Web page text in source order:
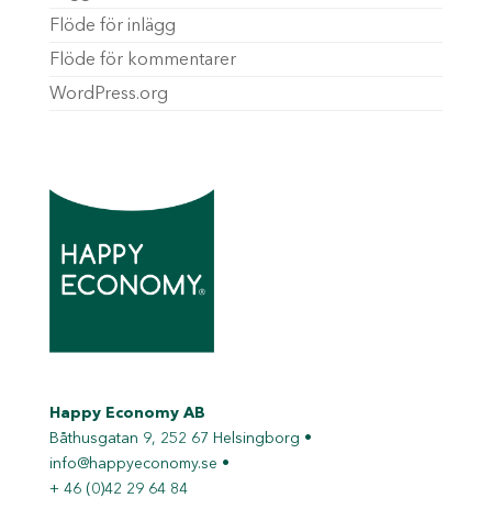
Flöde för inlägg
Flöde för kommentarer
WordPress.org
Happy Economy AB
Båthusgatan 9, 252 67 Helsingborg •
info@happyeconomy.se •
+ 46 (0)42 29 64 84